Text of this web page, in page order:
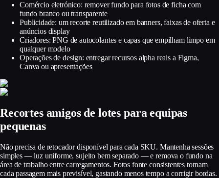
Comércio eletrónico: remover fundo para fotos de ficha com
fundo branco ou transparente
Publicidade: um recorte reutilizado em banners, faixas de oferta e
anúncios display
Criadores: PNG de autocolantes e capas que empilham limpo em
qualquer modelo
Operações de design: entregar recursos alpha reais a Figma,
Canva ou apresentações
Recortes amigos de lotes para equipas
pequenas
Não precisa de retocador disponível para cada SKU. Mantenha sessões
simples — luz uniforme, sujeito bem separado — e remova o fundo na
área de trabalho entre carregamentos. Fotos fonte consistentes tornam
cada passagem mais previsível, gastando menos tempo a corrigir bordas.